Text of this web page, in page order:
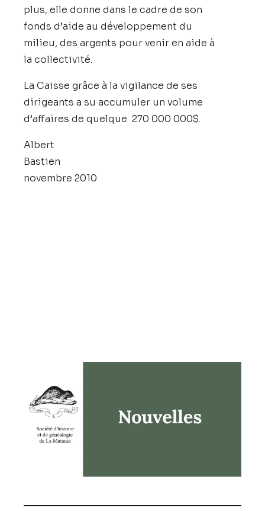
plus, elle donne dans le cadre de son
fonds d’aide au développement du
milieu, des argents pour venir en aide à
la collectivité.
La Caisse grâce à la vigilance de ses
dirigeants a su accumuler un volume
d’affaires de quelque 270 000 000$.
Albert
Bastien
novembre 2010